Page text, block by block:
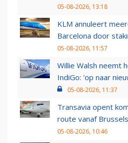
05-08-2026, 13:18
KLM annuleert
Barcelona door
05-08-2026, 11:57
Willie Walsh neemt
IndiGo: 'op naar
05-08-2026, 11:37
Transavia opent
route vanaf
05-08-2026, 10:46